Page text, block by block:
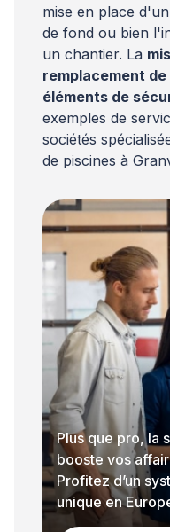
mise en place
de fond ou bien
un chantier. La
remplacement de
éléments de
exemples de
sociétés
de piscines à
Plus que pro, la
booste vos
Profitez d’un
unique en